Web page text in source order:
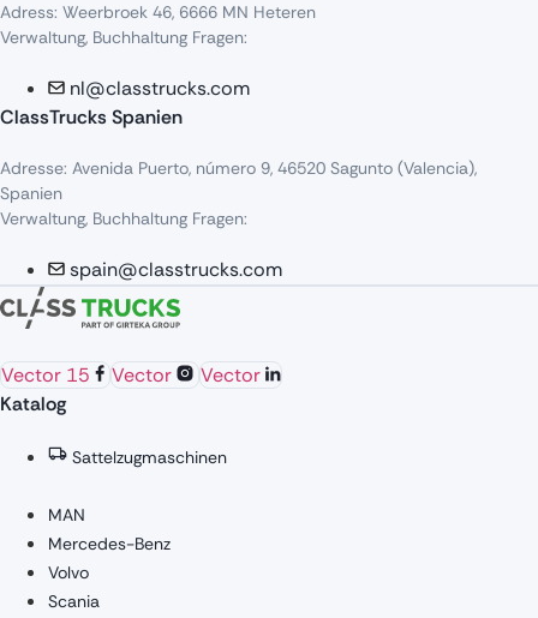
Adress: Weerbroek 46, 6666 MN Heteren
Verwaltung, Buchhaltung Fragen:
nl@classtrucks.com
ClassTrucks Spanien
Adresse: Avenida Puerto, número 9, 46520 Sagunto (Valencia),
Spanien
Verwaltung, Buchhaltung Fragen:
spain@classtrucks.com
Vector 15 Vector
Vector
Katalog
Sattelzugmaschinen
MAN
Mercedes-Benz
Volvo
Scania